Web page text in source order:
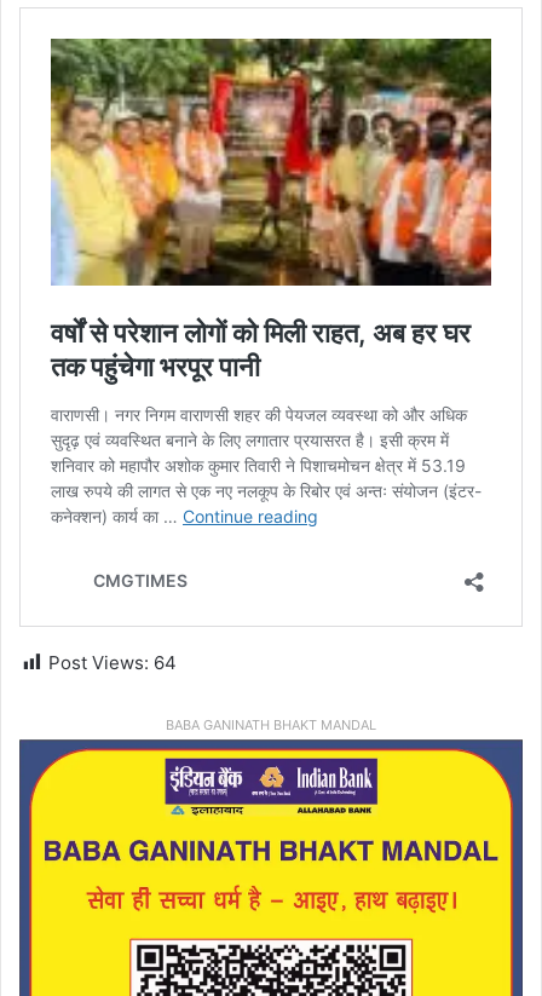
Post Views: 64
BABA GANINATH BHAKT MANDAL